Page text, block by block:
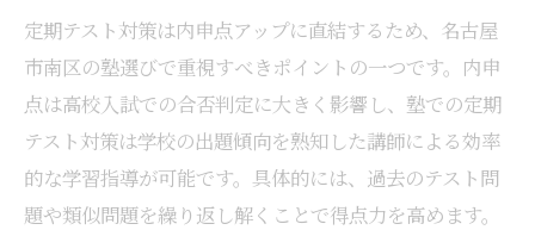
定期テスト対策は内申点アップに直結するため、名古屋
市南区の塾選びで重視すべきポイントの一つです。内申
点は高校入試での合否判定に大きく影響し、塾での定期
テスト対策は学校の出題傾向を熟知した講師による効率
的な学習指導が可能です。具体的には、過去のテスト問
題や類似問題を繰り返し解くことで得点力を高めます。